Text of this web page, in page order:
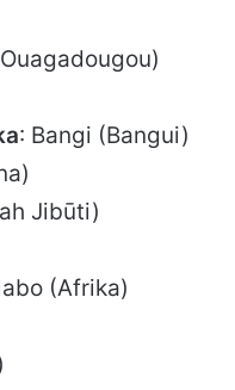
: Bangi (Bangui)
Jibūti)
(Afrika)